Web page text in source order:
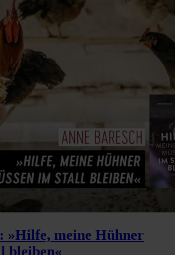
»Hilfe, meine Hühner
bleiben«